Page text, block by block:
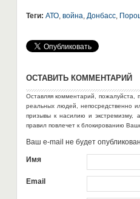
Теги: АТО, война, Донбасс,
ОСТАВИТЬ КОММЕНТАРИЙ
Оставляя комментарий, пожалуйста,
реальных людей, непосредственно
призывы к насилию и экстремизму,
правил повлечет к блокированию
Ваш e-mail не будет
Имя
Email